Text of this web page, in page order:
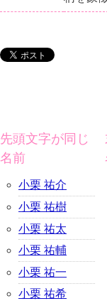
先頭文字が同じ
名前
小栗 祐介
小栗 祐樹
小栗 祐太
小栗 祐輔
小栗 祐一
小栗 祐希